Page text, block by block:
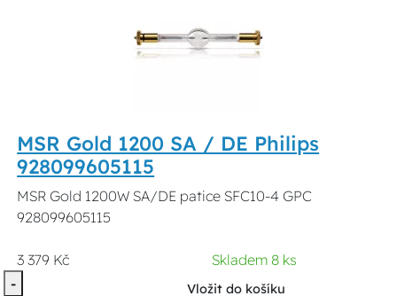
MSR Gold 1200 SA / DE Philips
928099605115
MSR Gold 1200W SA/DE patice SFC10-4 GPC
928099605115
3 379 Kč
Skladem 8 ks
-
Vložit do košíku